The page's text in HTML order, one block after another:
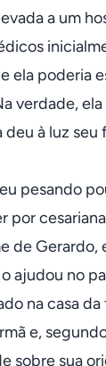
a um
ela poderia
verdade,
deu à luz seu
pesando
por
de Gerardo,
ajudou no
na casa
e,
sobre sua